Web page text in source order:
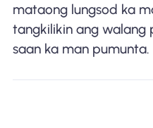
mataong lungsod ka
tangkilikin ang walang
saan ka man pumunta.